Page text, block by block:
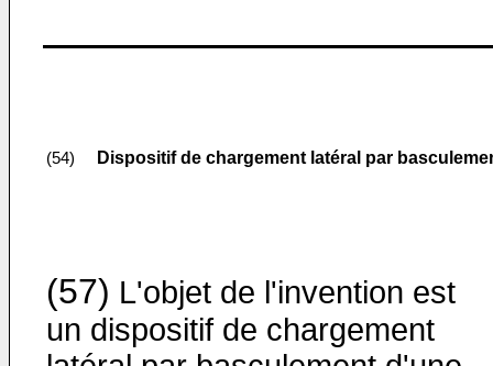
(54) Dispositif de chargement latéral par
(57) L'objet de l'invention est
un dispositif de chargement